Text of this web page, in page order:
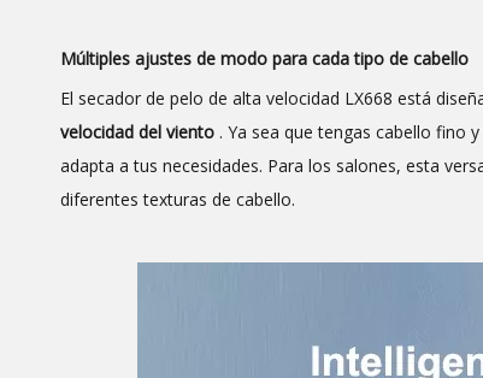
Múltiples ajustes de modo para cada tipo de cabello
El secador de pelo de alta velocidad LX668 está
velocidad del viento . Ya sea que tengas cabello fino
adapta a tus necesidades. Para los salones, esta
diferentes texturas de cabello.